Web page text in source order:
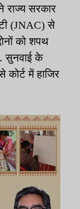
राज्य सरकार
(JNAC) से
को शपथ
सुनवाई के
में हाजिर